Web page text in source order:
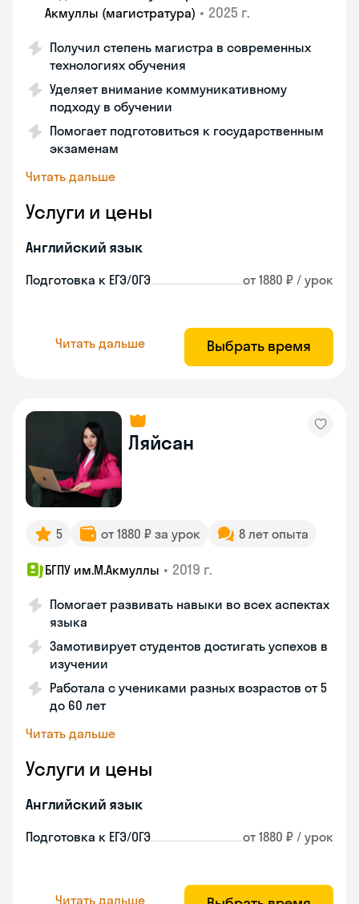
Акмуллы (магистратура) • 2025 г.
Получил степень магистра в современных
технологиях обучения
Уделяет внимание коммуникативному
подходу в обучении
Помогает подготовиться к государственным
экзаменам
Читать дальше
Услуги и цены
Английский язык
Подготовка к ЕГЭ/ОГЭ от 1880 ₽ / урок
Читать дальше Выбрать время
Ляйсан
5 от 1880 ₽ за урок 8 лет опыта
БГПУ им.М.Акмуллы • 2019 г.
Помогает развивать навыки во всех аспектах
языка
Замотивирует студентов достигать успехов в
изучении
Работала с учениками разных возрастов от 5
до 60 лет
Читать дальше
Услуги и цены
Английский язык
Подготовка к ЕГЭ/ОГЭ от 1880 ₽ / урок
Читать дальше